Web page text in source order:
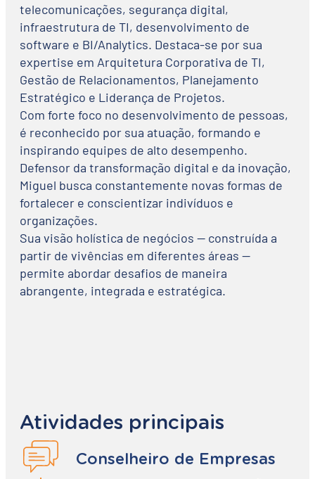
telecomunicações, segurança digital,
infraestrutura de TI, desenvolvimento de
software e BI/Analytics. Destaca-se por sua
expertise em Arquitetura Corporativa de TI,
Gestão de Relacionamentos, Planejamento
Estratégico e Liderança de Projetos.
Com forte foco no desenvolvimento de pessoas,
é reconhecido por sua atuação, formando e
inspirando equipes de alto desempenho.
Defensor da transformação digital e da inovação,
Miguel busca constantemente novas formas de
fortalecer e conscientizar indivíduos e
organizações.
Sua visão holística de negócios — construída a
partir de vivências em diferentes áreas —
permite abordar desafios de maneira
abrangente, integrada e estratégica.
Atividades principais
Conselheiro de Empresas